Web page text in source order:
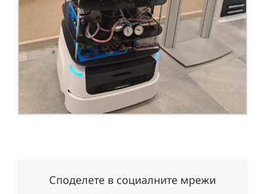
Споделете в социалните мрежи